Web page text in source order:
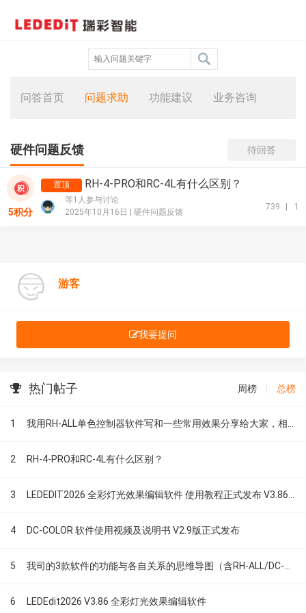
问答首页 问题求助 功能建议 业务咨询
硬件问题反馈 待回答
5积分
置顶 RH-4-PRO和RC-4L有什么区别？
等1人参与讨论
2025年10月16日 | 硬件问题反馈
739 | 1
游客
我要提问
热门帖子 周榜 总榜
1
2 RH-4-PRO和RC-4L有什么区别？
3
4 DC-COLOR 软件使用视频及说明书 V2.9版正式发布
5
6 LEDEdit2026 V3.86 全彩灯光效果编辑软件